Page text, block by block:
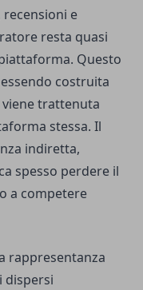
e
resta quasi
Questo
costruita
trattenuta
stessa. Il
indiretta,
spesso perdere il
a competere
rappresentanza
dispersi